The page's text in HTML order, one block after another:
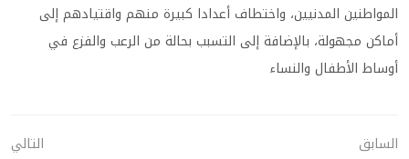
المواطنين المدنيين، واختطاف أعدادا كبيرة منهم واقتيادهم إلى
أماكن مجهولة، بالإضافة إلى التسبب بحالة من الرعب والفزع في
أوساط الأطفال والنساء
السابق
التالي